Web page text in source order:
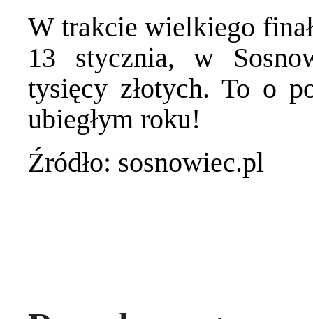
W trakcie wielkiego
13 stycznia, w
tysięcy złotych. To o
ubiegłym roku!
Źródło: sosnowiec.pl